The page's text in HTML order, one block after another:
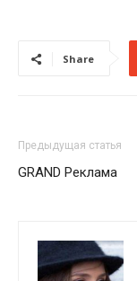
Share
Предыдущая статья
GRAND Реклама